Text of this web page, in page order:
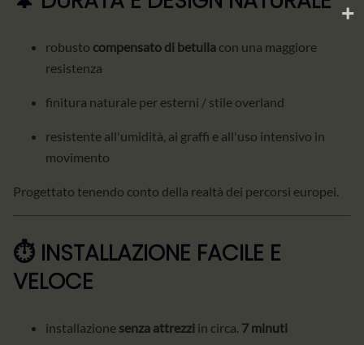
robusto compensato di betulla con una maggiore
resistenza
finitura naturale per esterni / stile overland
resistente all'umidità, ai graffi e all'uso intensivo in
movimento
Progettato tenendo conto della realtà dei percorsi europei.
⏱️ INSTALLAZIONE FACILE E
VELOCE
installazione senza attrezzi in circa. 7 minuti